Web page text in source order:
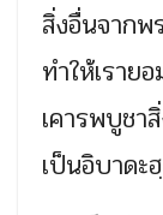
สิ่งอื่นจากพ
ทำให้เราย
เคารพบูชา
เป็นอิบาดะ